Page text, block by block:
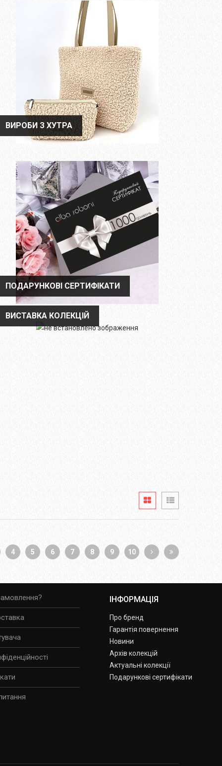
ВИРОБИ З ХУТРА
ВИРОБИ З ХУТРА
ПОДАРУНКОВІ СЕРТИФІКАТИ
ПОДАРУНКОВІ СЕРТИФІКАТИ
ВИСТАВКА КОЛЕКЦІЙ
ВИСТАВКА КОЛЕКЦІЙ
4 5 6 7 8 9 10
ІНФОРМАЦІЯ
Про бренд
Гарантія повернення
Новини
Архів колекцій
Актуальні колекції
Подарункові сертифікати